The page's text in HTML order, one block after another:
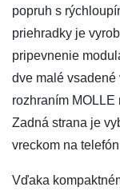
popruh s
priehradky je
pripevnenie
dve malé vsadené
rozhraním
Zadná strana je
vreckom na
Vďaka